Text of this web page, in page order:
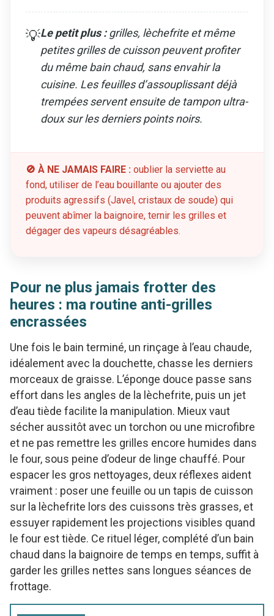
💡Le petit plus :grilles, lèchefrite et même
petites grilles de cuisson peuvent profiter
du même bain chaud, sans envahir la
cuisine. Les feuilles d’assouplissant déjà
trempées servent ensuite de tampon ultra-
doux sur les derniers points noirs.
🚫 À NE JAMAIS FAIRE : oublier la serviette au
fond, utiliser de l’eau bouillante ou ajouter des
produits agressifs (Javel, cristaux de soude) qui
peuvent abîmer la baignoire, ternir les grilles et
dégager des vapeurs désagréables.
Pour ne plus jamais frotter des
heures : ma routine anti-grilles
encrassées
Une fois le bain terminé, un rinçage à l’eau chaude,
idéalement avec la douchette, chasse les derniers
morceaux de graisse. L’éponge douce passe sans
effort dans les angles de la lèchefrite, puis un jet
d’eau tiède facilite la manipulation. Mieux vaut
sécher aussitôt avec un torchon ou une microfibre
et ne pas remettre les grilles encore humides dans
le four, sous peine d’odeur de linge chauffé. Pour
espacer les gros nettoyages, deux réflexes aident
vraiment : poser une feuille ou un tapis de cuisson
sur la lèchefrite lors des cuissons très grasses, et
essuyer rapidement les projections visibles quand
le four est tiède. Ce rituel léger, complété d’un bain
chaud dans la baignoire de temps en temps, suffit à
garder les grilles nettes sans longues séances de
frottage.